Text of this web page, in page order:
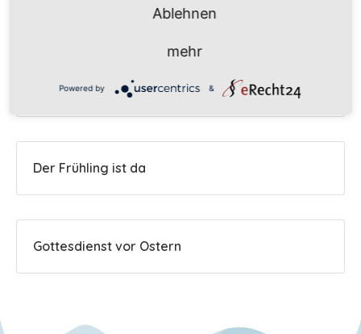
Piratenführung in der Bücherei
Die 2b auf dem Bauernhof
Der Frühling ist da
Gottesdienst vor Ostern
Ablehnen
mehr
Powered by &